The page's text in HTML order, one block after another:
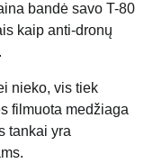
bandė savo T-80
kaip anti-dronų
nieko, vis tiek
filmuota medžiaga
tankai yra